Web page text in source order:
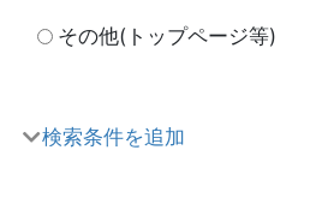
その他(トップページ等)
検索条件を追加